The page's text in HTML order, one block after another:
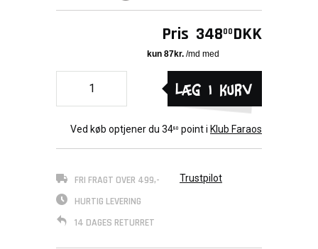
Pris 34800 DKK
Læg i kurv
Ved køb optjener du 3480 point i Klub Faraos
FRI FRAGT OVER 499,-
HURTIG LEVERING
14 DAGES RETURRET
Trustpilot